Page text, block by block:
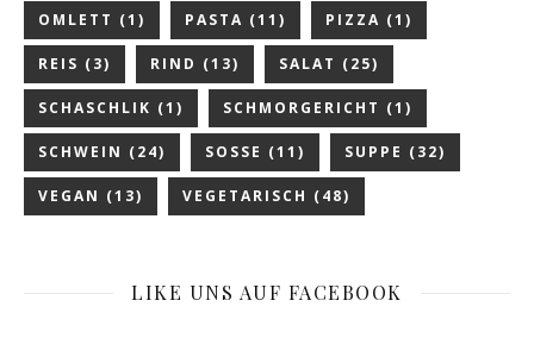
OMLETT (1) PASTA (11) PIZZA (1)
REIS (3) RIND (13) SALAT (25)
SCHASCHLIK (1) SCHMORGERICHT (1)
SCHWEIN (24) SOSSE (11) SUPPE (32)
VEGAN (13) VEGETARISCH (48)
LIKE UNS AUF FACEBOOK